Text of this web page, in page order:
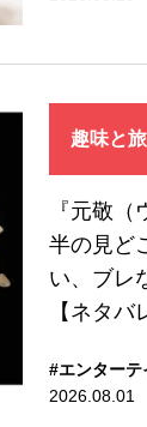
趣味と
『元敬
半の見ど
い、ブレ
【ネタバ
#エンターテ
2026.08.01